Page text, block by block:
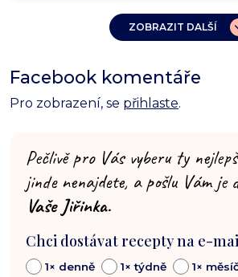
ZOBRAZIT DALŠÍ
Facebook komentáře
Pro zobrazení, se přihlaste.
Pečlivě pro Vás vyberu ty
jinde nenajdete, a pošlu Vám je
Vaše Jiřinka.
Chci dostávat recepty na e-
1× denně 1× týdně 1×